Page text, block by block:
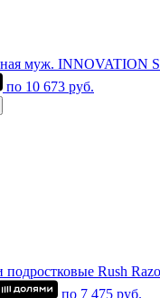
муж. INNOVATION
по 10 673 руб.
Rush
по 7 475 руб.